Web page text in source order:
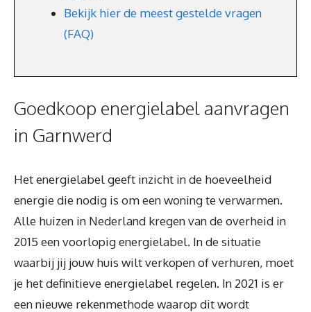
Bekijk hier de meest gestelde vragen
(FAQ)
Goedkoop energielabel aanvragen
in Garnwerd
Het energielabel geeft inzicht in de hoeveelheid
energie die nodig is om een woning te verwarmen.
Alle huizen in Nederland kregen van de overheid in
2015 een voorlopig energielabel. In de situatie
waarbij jij jouw huis wilt verkopen of verhuren, moet
je het definitieve energielabel regelen. In 2021 is er
een nieuwe rekenmethode waarop dit wordt